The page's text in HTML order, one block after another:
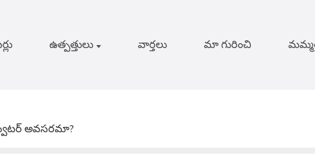
ఉత్పత్తులు వార్తలు మా గురించి
స్వెటర్ అవసరమా?